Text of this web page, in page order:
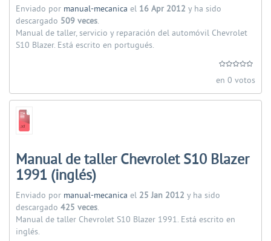
Enviado por manual-mecanica el 16 Apr 2012 y ha sido
descargado 509 veces.
Manual de taller, servicio y reparación del automóvil Chevrolet
S10 Blazer. Está escrito en portugués.
en 0 votos
Manual de taller Chevrolet S10 Blazer
1991 (inglés)
Enviado por manual-mecanica el 25 Jan 2012 y ha sido
descargado 425 veces.
Manual de taller Chevrolet S10 Blazer 1991. Está escrito en
inglés.